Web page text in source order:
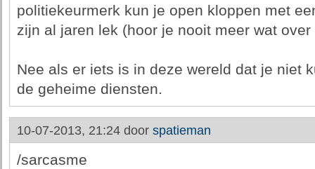
politiekeurmerk kun je open kloppen met
zijn al jaren lek (hoor je nooit meer wat over
Nee als er iets is in deze wereld dat je niet
de geheime diensten.
10-07-2013, 21:24 door spatieman
/sarcasme